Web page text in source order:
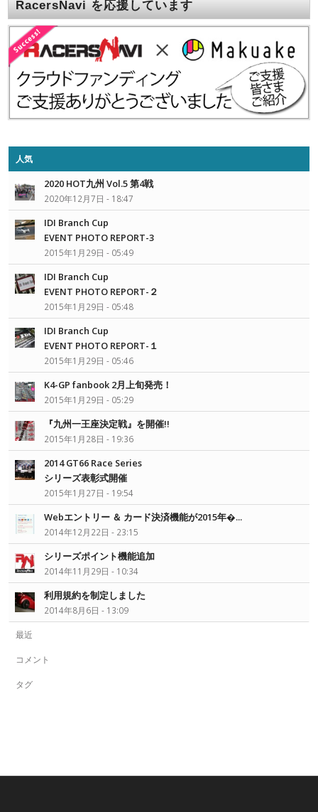
RacersNavi を応援しています
人気
2020 HOT九州 Vol.5 第4戦
2020年12月7日 - 18:47
IDI Branch Cup
EVENT PHOTO REPORT-3
2015年1月29日 - 05:49
IDI Branch Cup
EVENT PHOTO REPORT-２
2015年1月29日 - 05:48
IDI Branch Cup
EVENT PHOTO REPORT-１
2015年1月29日 - 05:46
K4-GP fanbook 2月上旬発売！
2015年1月29日 - 05:29
『九州一王座決定戦』を開催!!
2015年1月28日 - 19:36
2014 GT66 Race Series
シリーズ表彰式開催
2015年1月27日 - 19:54
Webエントリー ＆ カード決済機能が2015年�...
2014年12月22日 - 23:15
シリーズポイント機能追加
2014年11月29日 - 10:34
利用規約を制定しました
2014年8月6日 - 13:09
最近
コメント
タグ